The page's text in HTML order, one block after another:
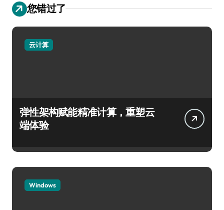
您错过了
云计算
弹性架构赋能精准计算，重塑云
端体验
Windows